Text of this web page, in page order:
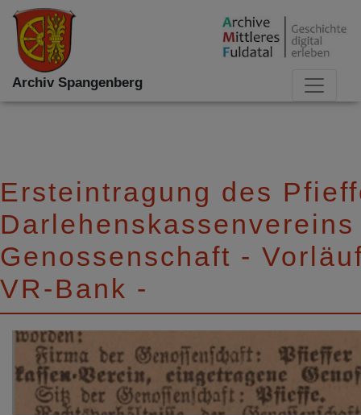
Archiv Spangenberg
Ersteintragung des
Darlehenskassenvereins
Genossenschaft -
VR-Bank -